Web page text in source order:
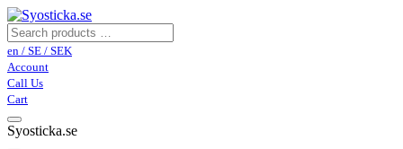
en / SE / SEK
Account
Call Us
Cart
Syosticka.se